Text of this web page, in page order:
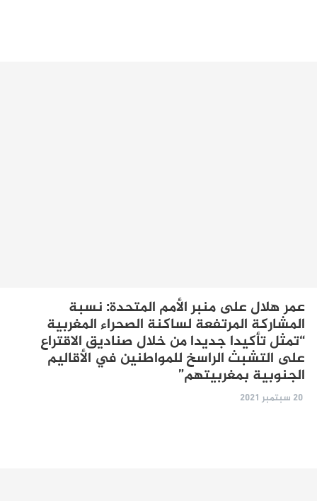
عمر هلال على منبر الأمم المتحدة: نسبة
المشاركة المرتفعة لساكنة الصحراء المغربية
“تمثل تأكيدا جديدا من خلال صناديق الاقتراع
على التشبث الراسخ للمواطنين في الأقاليم
الجنوبية بمغربيتهم”
20 سبتمبر 2021